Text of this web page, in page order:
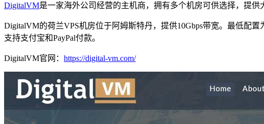
DigitalVM是一家海外公司经营的主机商，拥有多个机房可供选择，提
DigitalVM的荷兰VPS机房位于阿姆斯特丹，提供10Gbps带宽。最低配
支持支付宝和PayPal付款。
DigitalVM官网： https://digital-vm.com/